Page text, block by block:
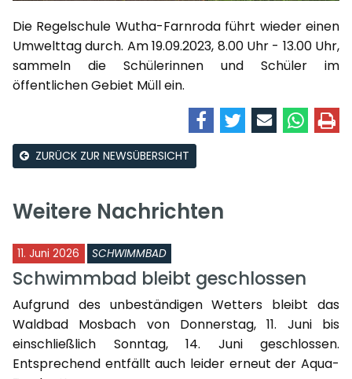
Die Regelschule Wutha-Farnroda führt wieder einen
Umwelttag durch. Am 19.09.2023, 8.00 Uhr - 13.00 Uhr,
sammeln die Schülerinnen und Schüler im
öffentlichen Gebiet Müll ein.
ZURÜCK ZUR NEWSÜBERSICHT
Weitere Nachrichten
11. Juni 2026 SCHWIMMBAD
Schwimmbad bleibt geschlossen
Aufgrund des unbeständigen Wetters bleibt das
Waldbad Mosbach von Donnerstag, 11. Juni bis
einschließlich Sonntag, 14. Juni geschlossen.
Entsprechend entfällt auch leider erneut der Aqua-